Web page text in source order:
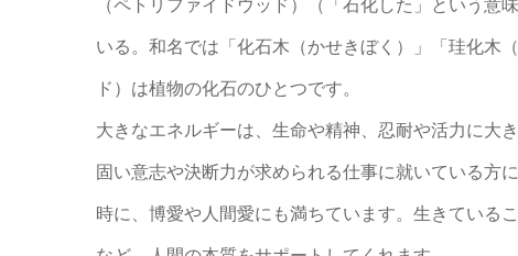
（ペトリファイドウッド）（「石化した」という
いる。和名では「化石木（かせきぼく）」「珪化木
ド）は植物の化石のひとつです。
大きなエネルギーは、生命や精神、忍耐や活力に大
固い意志や決断力が求められる仕事に就いている方
時に、博愛や人間愛にも満ちています。生きている